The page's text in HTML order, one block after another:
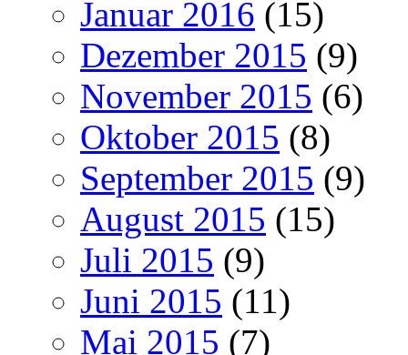
Januar 2016 (15)
Dezember 2015 (9)
November 2015 (6)
Oktober 2015 (8)
September 2015 (9)
August 2015 (15)
Juli 2015 (9)
Juni 2015 (11)
Mai 2015 (7)